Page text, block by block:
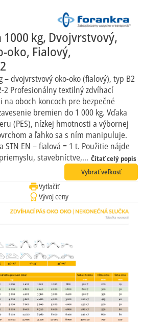
kg, Dvojvrstvový,
oko, Fialový,
– dvojvrstvový oko-oko (fialový), typ B2
2 Profesionálny textilný zdvíhací
oboch koncoch pre bezpečné
bremien do 1 000 kg. Vďaka
(PES), nízkej hmotnosti a výbornej
a ľahko sa s ním manipuluje.
EN – fialová = 1 t. Použitie nájde
stavebníctve,... Čítať celý popis
Vybrať veľkosť
Vytlačiť
Vývoj ceny